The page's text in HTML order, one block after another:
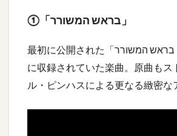
③「כמה
היי-טק」
1.1
Eder
①「בראש המשורר」
に収録されていた楽曲。原曲もス
ル・ピンハスによる更なる緻密な